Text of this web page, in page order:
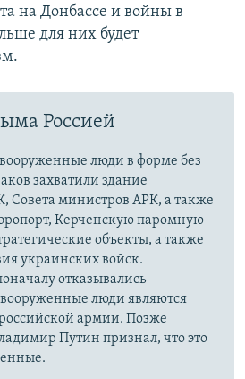
на Донбассе и войны в
для них будет
Россией
вооруженные люди в форме без
захватили здание
Совета министров АРК, а также
Керченскую паромную
объекты, а также
украинских войск.
отказывались
вооруженные люди являются
армии. Позже
Путин признал, что это